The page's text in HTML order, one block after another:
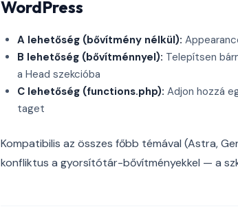
WordPress
A lehetőség (bővítmény nélkül):
B lehetőség (bővítménnyel): Telepítsen
a Head szekcióba
C lehetőség (functions.php): Adjon hozzá
taget
Kompatibilis az összes főbb témával (Astra,
konfliktus a gyorsítótár-bővítményekkel — a